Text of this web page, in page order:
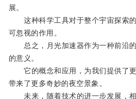
展。
这种科学工具对于整个宇宙探索的
可忽视的作用。
总之，月光加速器作为一种前沿的
的意义。
它的概念和应用，为我们提供了更
带来了更多奇妙的夜空景象。
未来，随着技术的进一步发展，相